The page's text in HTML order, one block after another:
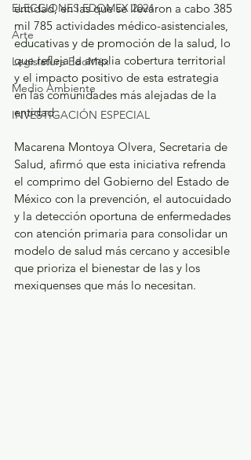
ELECCIONES EDOMEX 2024
Arte
Legislatura EdoMéx
Medio Ambiente
INVESTIGACIÓN ESPECIAL
entidad, en las que se llevaron a cabo 385
mil 785 actividades médico-asistenciales,
educativas y de promoción de la salud, lo
que refleja la amplia cobertura territorial
y el impacto positivo de esta estrategia
en las comunidades más alejadas de la
entidad.
Macarena Montoya Olvera, Secretaria de
Salud, afirmó que esta iniciativa refrenda
el comprimo del Gobierno del Estado de
México con la prevención, el autocuidado
y la detección oportuna de enfermedades
con atención primaria para consolidar un
modelo de salud más cercano y accesible
que prioriza el bienestar de las y los
mexiquenses que más lo necesitan.